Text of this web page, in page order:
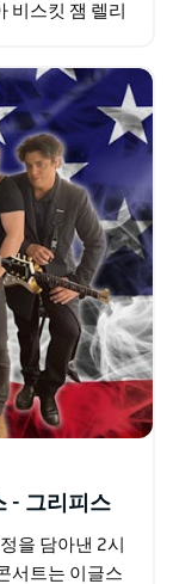
비스킷 잼 렐리
- 그리피스
을 담아낸 2시
서트는 이글스